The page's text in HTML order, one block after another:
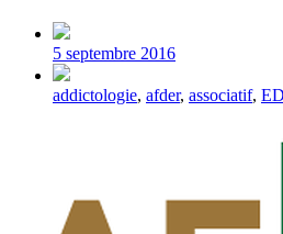
Post
date
5 septembre 2016
Tagged
addictologie, afder, associatif,